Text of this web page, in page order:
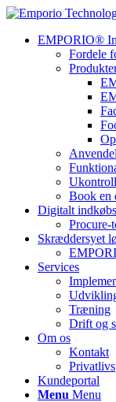
EMPORIO®
Fordele
Book en
Digitalt
Procure-
Skræddersyet
Services
Træning
Drift og
Om os
Kontakt
Kundeportal
Menu Menu